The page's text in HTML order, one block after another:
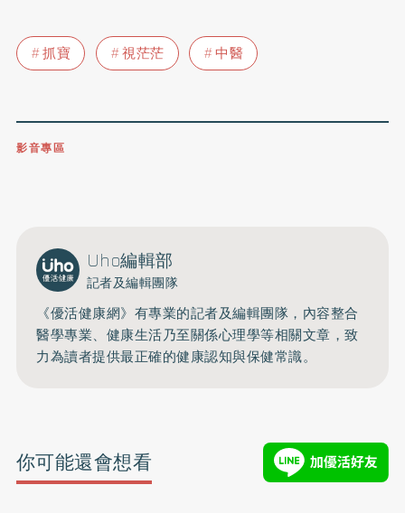
抓寶 視茫茫 中醫
影音專區
Uho編輯部
記者及編輯團隊
《優活健康網》有專業的記者及編輯團隊，內容整合
醫學專業、健康生活乃至關係心理學等相關文章，致
力為讀者提供最正確的健康認知與保健常識。
你可能還會想看